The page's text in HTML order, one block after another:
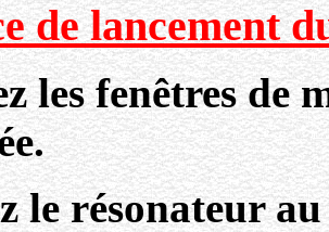
de lancement
les fenêtres de
le résonateur